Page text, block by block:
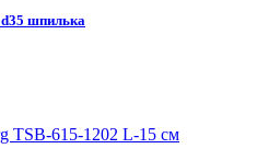
шпилька